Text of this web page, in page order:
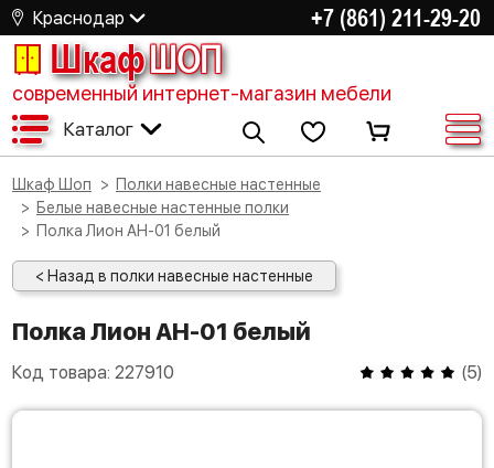
Краснодар +7 (861) 211-29-20
ШкафШОП
современный интернет-магазин мебели
Каталог
Шкаф Шоп
Полки навесные настенные
Белые навесные настенные полки
Полка Лион АН-01 белый
< Назад в полки навесные настенные
Полка Лион АН-01 белый
Код товара: 227910 (5)